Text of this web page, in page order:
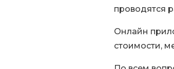
проводятся
Онлайн
стоимости,